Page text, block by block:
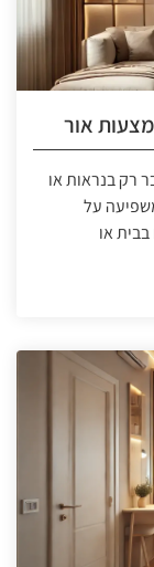
אור
רק בנראות או
על
או